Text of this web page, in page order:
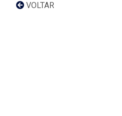
VOLTAR